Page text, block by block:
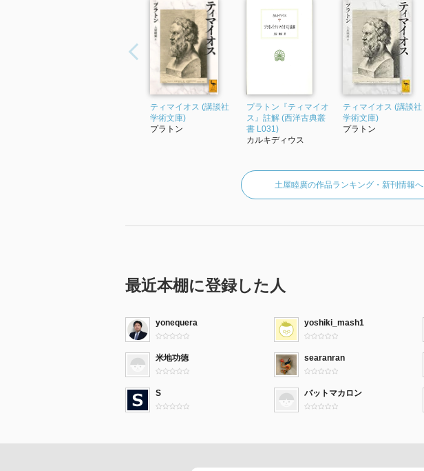
ティマイオス (講談社
学術文庫)
プラトン
プラトン『ティマイオ
ス』註解 (西洋古典叢
書 L031)
カルキディウス
ティマイオス (講談社
学術文庫)
プラトン
土屋睦廣の作品ランキング・新刊情報へ
最近本棚に登録した人
yonequera yoshiki_mash1
米地功徳 searanran
S バットマカロン